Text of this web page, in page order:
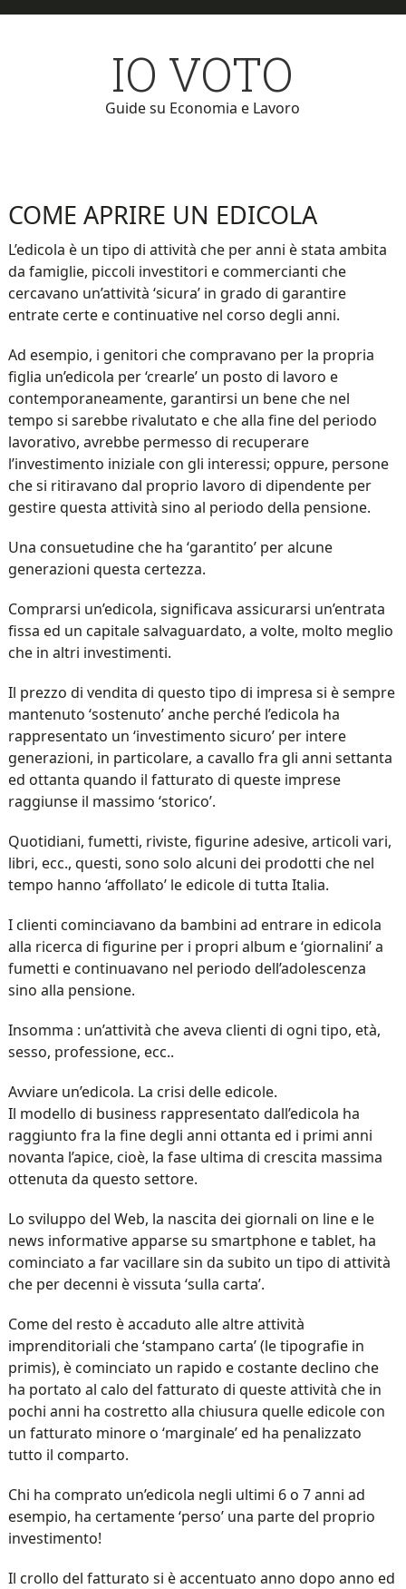
Skip
Skip
IO VOTO
Guide su Economia e Lavoro
COME APRIRE UN EDICOLA
L’edicola è un tipo di attività che per anni è stata ambita
da famiglie, piccoli investitori e commercianti che
cercavano un’attività ‘sicura’ in grado di garantire
entrate certe e continuative nel corso degli anni.
Ad esempio, i genitori che compravano per la propria
figlia un’edicola per ‘crearle’ un posto di lavoro e
contemporaneamente, garantirsi un bene che nel
tempo si sarebbe rivalutato e che alla fine del periodo
lavorativo, avrebbe permesso di recuperare
l’investimento iniziale con gli interessi; oppure, persone
che si ritiravano dal proprio lavoro di dipendente per
gestire questa attività sino al periodo della pensione.
Una consuetudine che ha ‘garantito’ per alcune
generazioni questa certezza.
Comprarsi un’edicola, significava assicurarsi un’entrata
fissa ed un capitale salvaguardato, a volte, molto meglio
che in altri investimenti.
Il prezzo di vendita di questo tipo di impresa si è sempre
mantenuto ‘sostenuto’ anche perché l’edicola ha
rappresentato un ‘investimento sicuro’ per intere
generazioni, in particolare, a cavallo fra gli anni settanta
ed ottanta quando il fatturato di queste imprese
raggiunse il massimo ‘storico’.
Quotidiani, fumetti, riviste, figurine adesive, articoli vari,
libri, ecc., questi, sono solo alcuni dei prodotti che nel
tempo hanno ‘affollato’ le edicole di tutta Italia.
I clienti cominciavano da bambini ad entrare in edicola
alla ricerca di figurine per i propri album e ‘giornalini’ a
fumetti e continuavano nel periodo dell’adolescenza
sino alla pensione.
Insomma : un’attività che aveva clienti di ogni tipo, età,
sesso, professione, ecc..
Avviare un’edicola. La crisi delle edicole.
Il modello di business rappresentato dall’edicola ha
raggiunto fra la fine degli anni ottanta ed i primi anni
novanta l’apice, cioè, la fase ultima di crescita massima
ottenuta da questo settore.
Lo sviluppo del Web, la nascita dei giornali on line e le
news informative apparse su smartphone e tablet, ha
cominciato a far vacillare sin da subito un tipo di attività
che per decenni è vissuta ‘sulla carta’.
Come del resto è accaduto alle altre attività
imprenditoriali che ‘stampano carta’ (le tipografie in
primis), è cominciato un rapido e costante declino che
ha portato al calo del fatturato di queste attività che in
pochi anni ha costretto alla chiusura quelle edicole con
un fatturato minore o ‘marginale’ ed ha penalizzato
tutto il comparto.
Chi ha comprato un’edicola negli ultimi 6 o 7 anni ad
esempio, ha certamente ‘perso’ una parte del proprio
investimento!
Il crollo del fatturato si è accentuato anno dopo anno ed